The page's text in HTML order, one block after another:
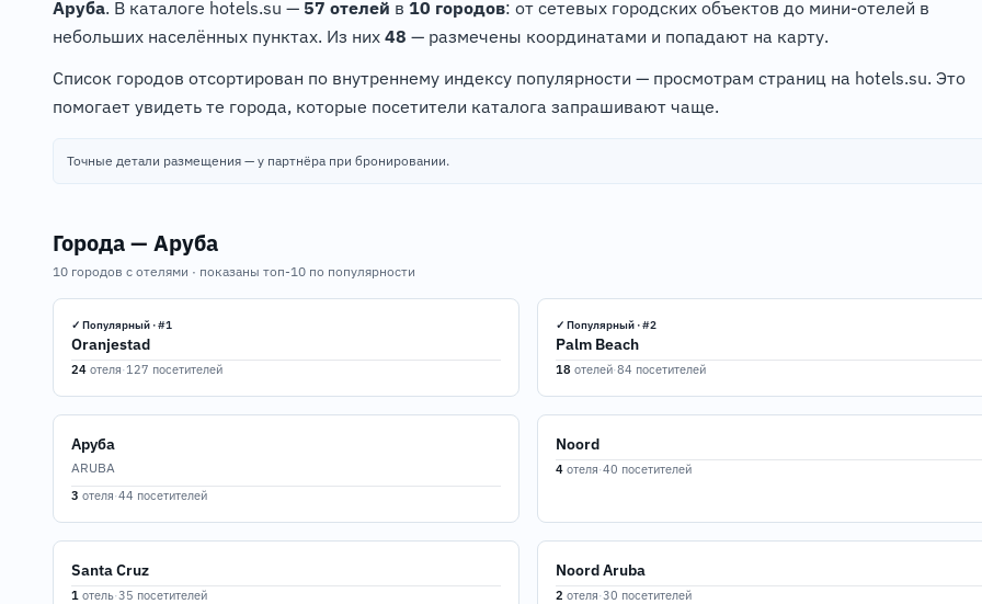
Аруба. В каталоге hotels.su — 57 отелей в 10 городов: от сетевых городских объектов до мини-отелей в
небольших населённых пунктах. Из них 48 — размечены координатами и попадают на карту.
Список городов отсортирован по внутреннему индексу популярности — просмотрам страниц на hotels.su. Это
помогает увидеть те города, которые посетители каталога запрашивают чаще.
Точные детали размещения — у партнёра при бронировании.
Города — Аруба
10 городов с отелями · показаны топ-10 по популярности
✓ Популярный · #1
Oranjestad
24 отеля·127 посетителей
✓ Популярный · #2
Palm Beach
18 отелей·84 посетителей
Аруба
ARUBA
3 отеля·44 посетителей
Noord
4 отеля·40 посетителей
Santa Cruz
1 отель·35 посетителей
Noord Aruba
2 отеля·30 посетителей